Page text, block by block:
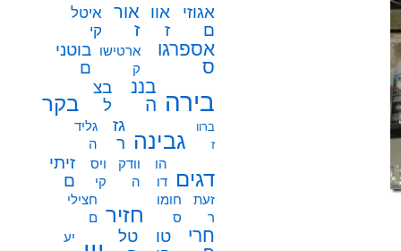
אגוזי
ם
אוו
ז
אור
ז
איטל
קי
אספרגו
ס
ארטישו
ק
בוטני
ם
בירה
בננ
ה
בצ
ל
בקר
ברוו
ז
גבינה
גז
ר
גליד
ה
דגים
הו
דו
וודק
ה
ויס
קי
זיתי
ם
זעת
ר
חומו
ס
חזיר
חצילי
ם
חרי
טו
טל
יע